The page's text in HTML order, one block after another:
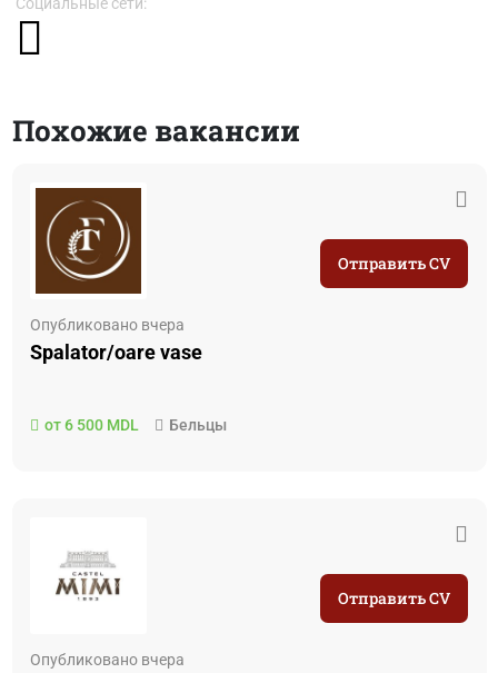
Похожие вакансии
Опубликовано вчера
Spalator/oare vase
от 6 500 MDL Бельцы
Отправить CV
Опубликовано вчера
Отправить CV